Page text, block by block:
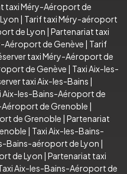
taxi Méry-Aéroport de
| Tarif taxi Méry-aéroport
de Lyon | Partenariat taxi
Aéroport de Genève | Tarif
taxi Méry-Aéroport de
de Genève | Taxi Aix-les-
taxi Aix-les-Bains |
Aix-les-Bains-Aéroport de
de Grenoble |
de Grenoble | Partenariat
| Taxi Aix-les-Bains-
Bains-aéroport de Lyon |
de Lyon | Partenariat taxi
Aix-les-Bains-Aéroport de